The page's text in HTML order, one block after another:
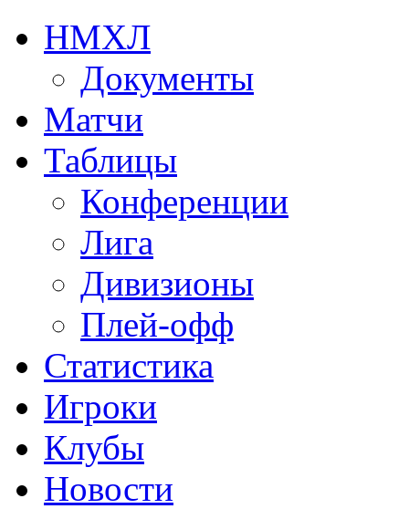
НМХЛ
Документы
Матчи
Таблицы
Конференции
Лига
Дивизионы
Плей-офф
Статистика
Игроки
Клубы
Новости